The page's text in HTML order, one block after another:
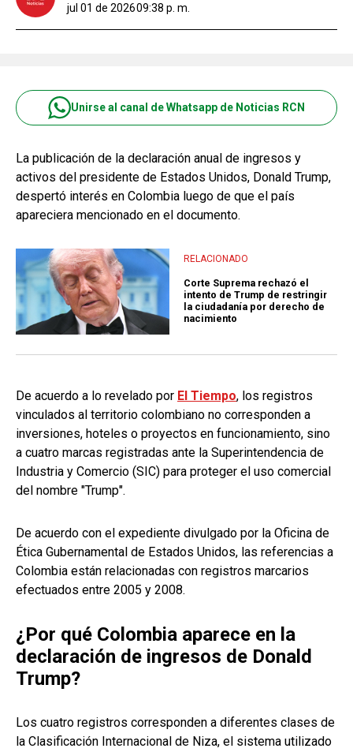
jul 01 de 202609:38 p. m.
Unirse al canal de Whatsapp de Noticias RCN
La publicación de la declaración anual de ingresos y
activos del presidente de Estados Unidos, Donald Trump,
despertó interés en Colombia luego de que el país
apareciera mencionado en el documento.
RELACIONADO
Corte Suprema rechazó el
intento de Trump de restringir
la ciudadanía por derecho de
nacimiento
De acuerdo a lo revelado por El Tiempo, los registros
vinculados al territorio colombiano no corresponden a
inversiones, hoteles o proyectos en funcionamiento, sino
a cuatro marcas registradas ante la Superintendencia de
Industria y Comercio (SIC) para proteger el uso comercial
del nombre "Trump".
De acuerdo con el expediente divulgado por la Oficina de
Ética Gubernamental de Estados Unidos, las referencias a
Colombia están relacionadas con registros marcarios
efectuados entre 2005 y 2008.
¿Por qué Colombia aparece en la
declaración de ingresos de Donald
Trump?
Los cuatro registros corresponden a diferentes clases de
la Clasificación Internacional de Niza, el sistema utilizado